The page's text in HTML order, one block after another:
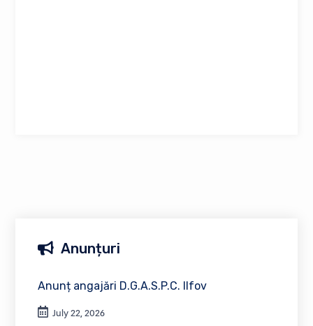
Anunțuri
Anunț angajări D.G.A.S.P.C. Ilfov
July 22, 2026